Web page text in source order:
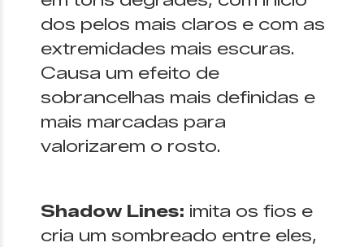
dos pelos mais claros e com as
extremidades mais escuras.
Causa um efeito de
sobrancelhas mais definidas e
mais marcadas para
valorizarem o rosto.
Shadow Lines: imita os fios e
cria um sombreado entre eles,